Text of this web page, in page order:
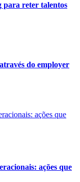
para reter talentos
do employer
ações que